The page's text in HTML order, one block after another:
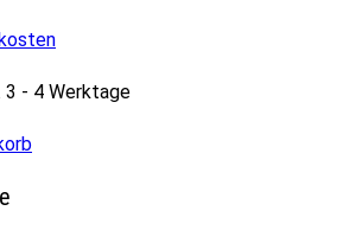
3 - 4 Werktage